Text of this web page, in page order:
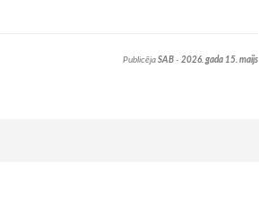
Publicēja SAB - 2026. gada 15. maijs